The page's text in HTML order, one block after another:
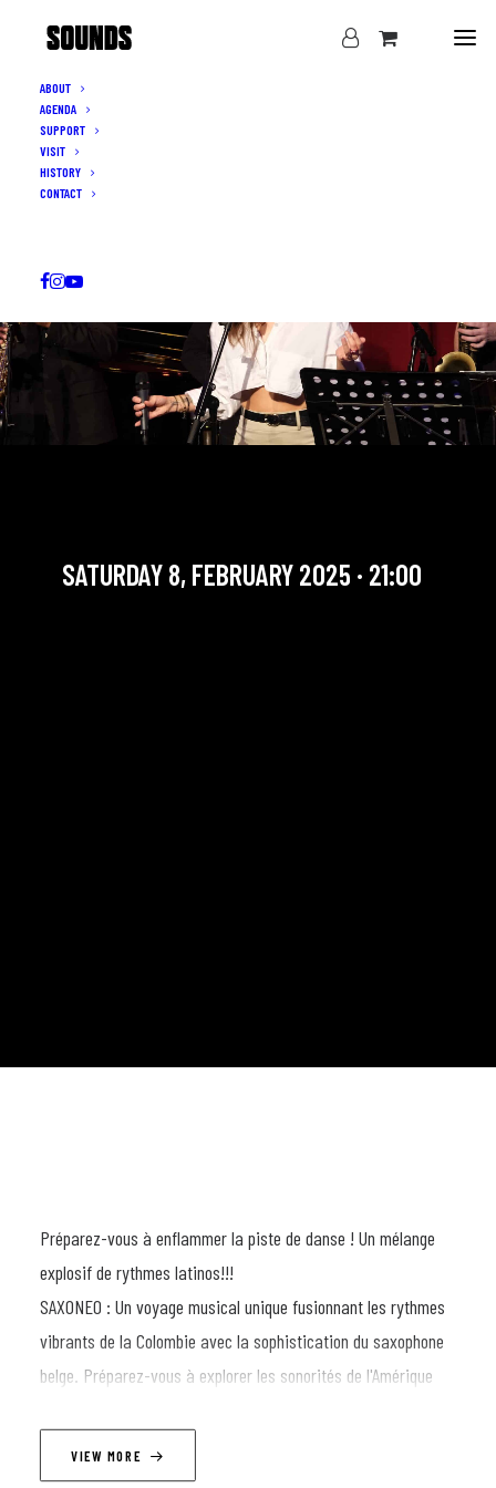
ABOUT
AGENDA
SUPPORT
VISIT
HISTORY
CONTACT
Préparez-vous à enflammer la piste de danse ! Un mélange
explosif de rythmes latinos!!!
SAXONEO : Un voyage musical unique fusionnant les rythmes
vibrants de la Colombie avec la sophistication du saxophone
belge. Préparez-vous à explorer les sonorités de l'Amérique
VIEW MORE
SATURDAY 8, FEBRUARY 2025 · 21:00